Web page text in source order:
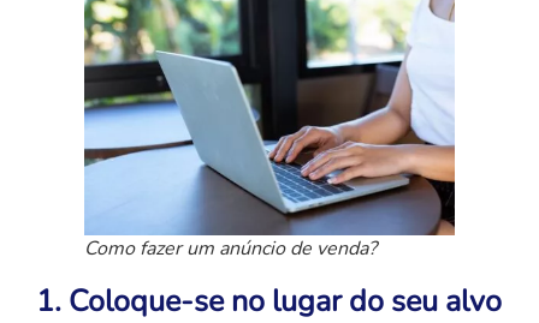
Como fazer um anúncio de venda?
1. Coloque-se no lugar do seu alvo